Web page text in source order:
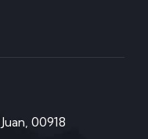
00918